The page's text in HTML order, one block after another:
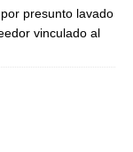
presunto lavado
vinculado al